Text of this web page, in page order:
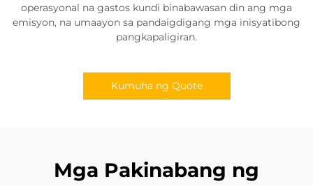
operasyonal na gastos kundi binabawasan din ang mga
emisyon, na umaayon sa pandaigdigang mga inisyatibong
pangkapaligiran.
Kumuha ng Quote
Mga Pakinabang ng